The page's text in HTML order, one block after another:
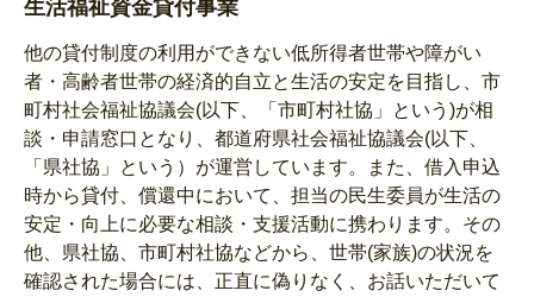
生活福祉資金貸付事業
他の貸付制度の利用ができない低所得者世帯や障がい
者・高齢者世帯の経済的自立と生活の安定を目指し、市
町村社会福祉協議会(以下、「市町村社協」という)が相
談・申請窓口となり、都道府県社会福祉協議会(以下、
「県社協」という）が運営しています。また、借入申込
時から貸付、償還中において、担当の民生委員が生活の
安定・向上に必要な相談・支援活動に携わります。その
他、県社協、市町村社協などから、世帯(家族)の状況を
確認された場合には、正直に偽りなく、お話いただいて